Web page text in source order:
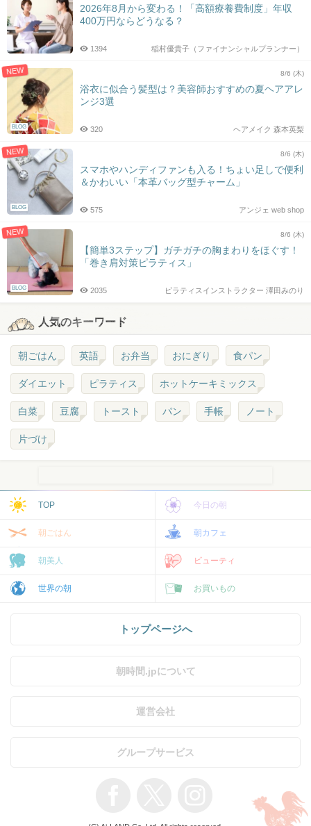
2026年8月から変わる！「高額療養費制度」年収
400万円ならどうなる？
稲村優貴子（ファイナンシャルプランナー）
1394
NEW
BLOG
8/6 (木)
浴衣に似合う髪型は？美容師おすすめの夏ヘアアレ
ンジ3選
ヘアメイク 森本英梨
320
NEW
BLOG
8/6 (木)
スマホやハンディファンも入る！ちょい足しで便利
＆かわいい「本革バッグ型チャーム」
アンジェ web shop
575
NEW
BLOG
8/6 (木)
【簡単3ステップ】ガチガチの胸まわりをほぐす！
「巻き肩対策ピラティス」
ピラティスインストラクター 澤田みのり
2035
人気のキーワード
朝ごはん 英語 お弁当 おにぎり 食パン
ダイエット ピラティス ホットケーキミックス
白菜 豆腐 トースト パン 手帳 ノート
片づけ
TOP 今日の朝
朝ごはん 朝カフェ
朝美人 ビューティ
世界の朝 お買いもの
トップページへ
朝時間.jpについて
運営会社
グループサービス